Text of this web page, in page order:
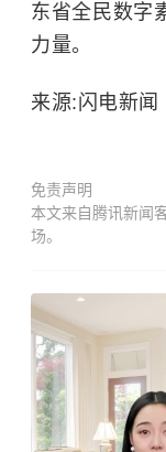
东省全民数字
力量。
来源:闪电新闻
免责声明
本文来自腾讯新闻
场。